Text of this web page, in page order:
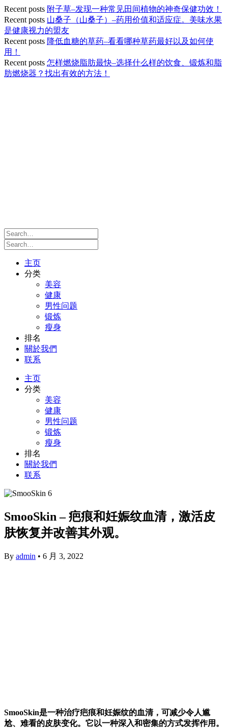
Recent posts 附子草–发现一种常见田间植物的神奇保健功效！
Recent posts 山桑子（山桑子）–药用价值和适应症。美味水果
是健康视力的盟友
Recent posts 降低血糖的草药–看看哪种草药最好以及如何使
用！
Recent posts 怎样燃烧脂肪最快–选择什么样的饮食、锻炼和脂
肪燃烧器？找出有效的方法！
主页
分类
美容
健康
男性问题
锻炼
瘦身
排名
關於我們
联系
主页
分类
美容
健康
男性问题
锻炼
瘦身
排名
關於我們
联系
SmooSkin – 疤痕和妊娠纹血清，激活皮
肤恢复并改善其外观。
By admin • 6 月 3, 2022
SmooSkin是一种治疗疤痕和妊娠纹的血清，可减少令人尴
尬、难看的皮肤变化。它以一种深入和密集的方式发挥作用。